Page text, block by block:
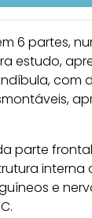
6 partes,
estudo,
com
parte
interna
e